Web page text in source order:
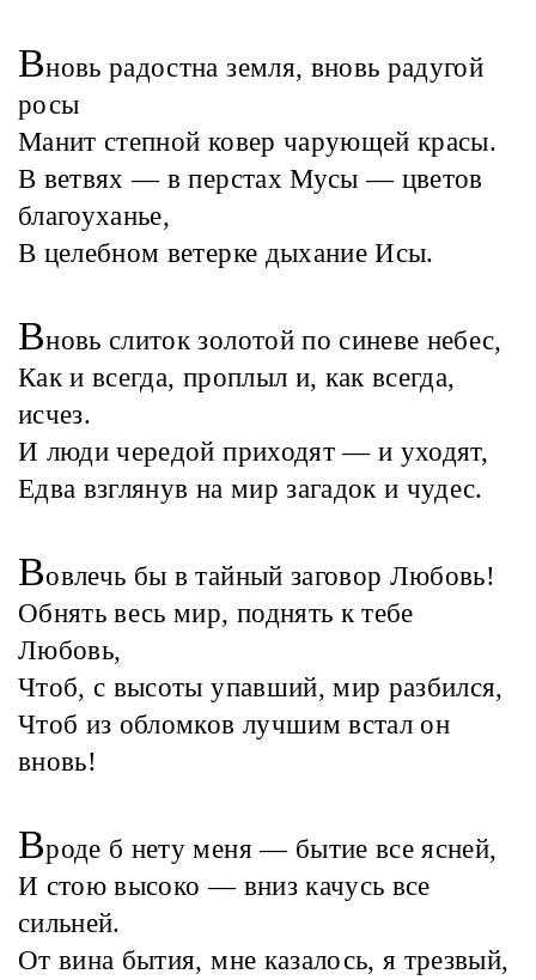
Вновь радостна земля, вновь радугой
росы
Манит степной ковер чарующей красы.
В ветвях — в перстах Мусы — цветов
благоуханье,
В целебном ветерке дыхание Исы.
Вновь слиток золотой по синеве небес,
Как и всегда, проплыл и, как всегда,
исчез.
И люди чередой приходят — и уходят,
Едва взглянув на мир загадок и чудес.
Вовлечь бы в тайный заговор Любовь!
Обнять весь мир, поднять к тебе
Любовь,
Чтоб, с высоты упавший, мир разбился,
Чтоб из обломков лучшим встал он
вновь!
Вроде б нету меня — бытие все ясней,
И стою высоко — вниз качусь все
сильней.
От вина бытия, мне казалось, я трезвый,